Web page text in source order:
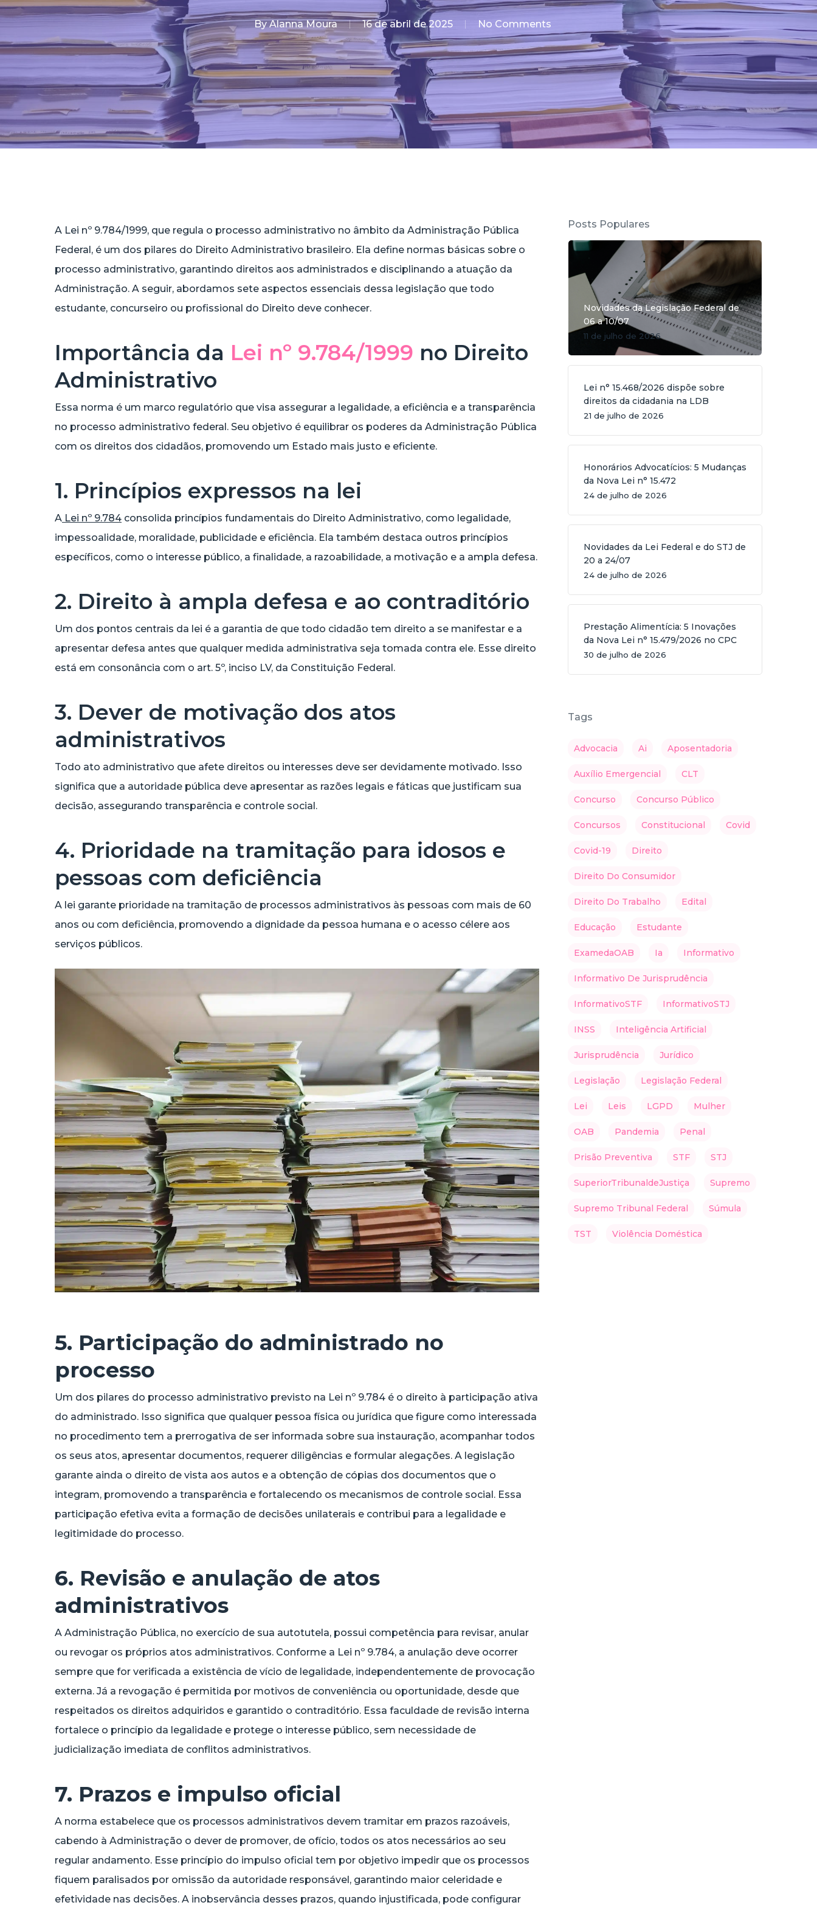
By Alanna Moura 16 de abril de 2025 No Comments
A Lei nº 9.784/1999, que regula o processo administrativo no âmbito da Administração Pública
Federal, é um dos pilares do Direito Administrativo brasileiro. Ela define normas básicas sobre o
processo administrativo, garantindo direitos aos administrados e disciplinando a atuação da
Administração. A seguir, abordamos sete aspectos essenciais dessa legislação que todo
estudante, concurseiro ou profissional do Direito deve conhecer.
Importância da Lei nº 9.784/1999 no Direito
Administrativo
Essa norma é um marco regulatório que visa assegurar a legalidade, a eficiência e a transparência
no processo administrativo federal. Seu objetivo é equilibrar os poderes da Administração Pública
com os direitos dos cidadãos, promovendo um Estado mais justo e eficiente.
1. Princípios expressos na lei
A Lei nº 9.784 consolida princípios fundamentais do Direito Administrativo, como legalidade,
impessoalidade, moralidade, publicidade e eficiência. Ela também destaca outros princípios
específicos, como o interesse público, a finalidade, a razoabilidade, a motivação e a ampla defesa.
2. Direito à ampla defesa e ao contraditório
Um dos pontos centrais da lei é a garantia de que todo cidadão tem direito a se manifestar e a
apresentar defesa antes que qualquer medida administrativa seja tomada contra ele. Esse direito
está em consonância com o art. 5º, inciso LV, da Constituição Federal.
3. Dever de motivação dos atos
administrativos
Todo ato administrativo que afete direitos ou interesses deve ser devidamente motivado. Isso
significa que a autoridade pública deve apresentar as razões legais e fáticas que justificam sua
decisão, assegurando transparência e controle social.
4. Prioridade na tramitação para idosos e
pessoas com deficiência
A lei garante prioridade na tramitação de processos administrativos às pessoas com mais de 60
anos ou com deficiência, promovendo a dignidade da pessoa humana e o acesso célere aos
serviços públicos.
5. Participação do administrado no
processo
Um dos pilares do processo administrativo previsto na Lei nº 9.784 é o direito à participação ativa
do administrado. Isso significa que qualquer pessoa física ou jurídica que figure como interessada
no procedimento tem a prerrogativa de ser informada sobre sua instauração, acompanhar todos
os seus atos, apresentar documentos, requerer diligências e formular alegações. A legislação
garante ainda o direito de vista aos autos e a obtenção de cópias dos documentos que o
integram, promovendo a transparência e fortalecendo os mecanismos de controle social. Essa
participação efetiva evita a formação de decisões unilaterais e contribui para a legalidade e
legitimidade do processo.
6. Revisão e anulação de atos
administrativos
A Administração Pública, no exercício de sua autotutela, possui competência para revisar, anular
ou revogar os próprios atos administrativos. Conforme a Lei nº 9.784, a anulação deve ocorrer
sempre que for verificada a existência de vício de legalidade, independentemente de provocação
externa. Já a revogação é permitida por motivos de conveniência ou oportunidade, desde que
respeitados os direitos adquiridos e garantido o contraditório. Essa faculdade de revisão interna
fortalece o princípio da legalidade e protege o interesse público, sem necessidade de
judicialização imediata de conflitos administrativos.
7. Prazos e impulso oficial
A norma estabelece que os processos administrativos devem tramitar em prazos razoáveis,
cabendo à Administração o dever de promover, de ofício, todos os atos necessários ao seu
regular andamento. Esse princípio do impulso oficial tem por objetivo impedir que os processos
fiquem paralisados por omissão da autoridade responsável, garantindo maior celeridade e
efetividade nas decisões. A inobservância desses prazos, quando injustificada, pode configurar
Posts Populares
Novidades da Legislação Federal de
06 a 10/07
11 de julho de 2026
Lei n° 15.468/2026 dispõe sobre
direitos da cidadania na LDB
21 de julho de 2026
Honorários Advocatícios: 5 Mudanças
da Nova Lei n° 15.472
24 de julho de 2026
Novidades da Lei Federal e do STJ de
20 a 24/07
24 de julho de 2026
Prestação Alimentícia: 5 Inovações
da Nova Lei n° 15.479/2026 no CPC
30 de julho de 2026
Tags
Advocacia Ai Aposentadoria
Auxílio Emergencial CLT
Concurso Concurso Público
Concursos Constitucional Covid
Covid-19 Direito
Direito Do Consumidor
Direito Do Trabalho Edital
Educação Estudante
ExamedaOAB Ia Informativo
Informativo De Jurisprudência
InformativoSTF InformativoSTJ
INSS Inteligência Artificial
Jurisprudência Jurídico
Legislação Legislação Federal
Lei Leis LGPD Mulher
OAB Pandemia Penal
Prisão Preventiva STF STJ
SuperiorTribunaldeJustiça Supremo
Supremo Tribunal Federal Súmula
TST Violência Doméstica